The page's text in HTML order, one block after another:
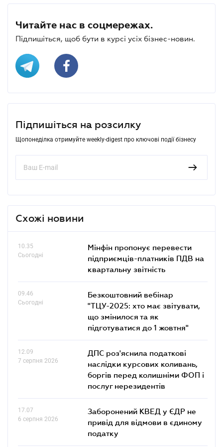
Читайте нас в соцмережах.
Підпишіться, щоб бути в курсі усіх бізнес-новин.
Підпишіться на розсилку
Щопонеділка отримуйте weekly-digest про ключові події бізнесу
Схожі новини
10.35
Сьогодні
Мінфін пропонує перевести
підприємців-платників ПДВ на
квартальну звітність
09.46
Сьогодні
Безкоштовний вебінар
"ТЦУ-2025: хто має звітувати,
що змінилося та як
підготуватися до 1 жовтня"
12.09
7 серпня 2026
ДПС роз'яснила податкові
наслідки курсових коливань,
боргів перед колишніми ФОП і
послуг нерезидентів
17.07
6 серпня 2026
Заборонений КВЕД у ЄДР не
привід для відмови в єдиному
податку